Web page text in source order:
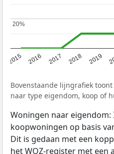
2015 2016 2017 2018 2019
20%
20%
Bovenstaande lijngrafiek
naar type eigendom, koop of
Woningen naar
koopwoningen op basis
Dit is gedaan met een
hetWOZ-register met een